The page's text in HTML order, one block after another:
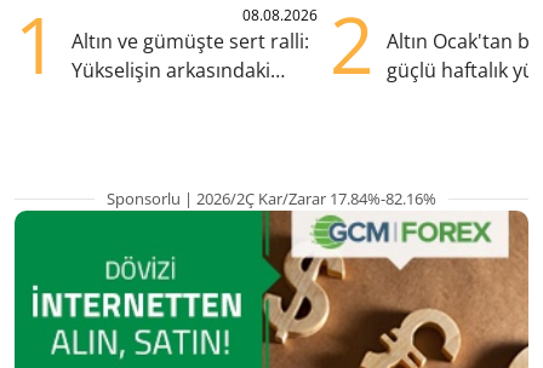
1 08.08.2026
Altın ve gümüşte sert ralli:
Yükselişin arkasındaki
2
Altın Ocak'tan
güçlü haftalık
Sponsorlu | 2026/2Ç Kar/Zarar 17.84%-82.16%